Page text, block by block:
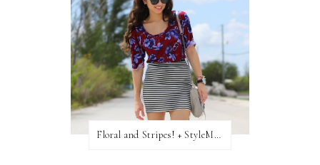
Floral and Stripes! + StyleMint GIVEAWAY!